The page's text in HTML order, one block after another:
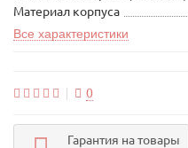
Материал корпуса
Все характеристики
0
Гарантия на товары